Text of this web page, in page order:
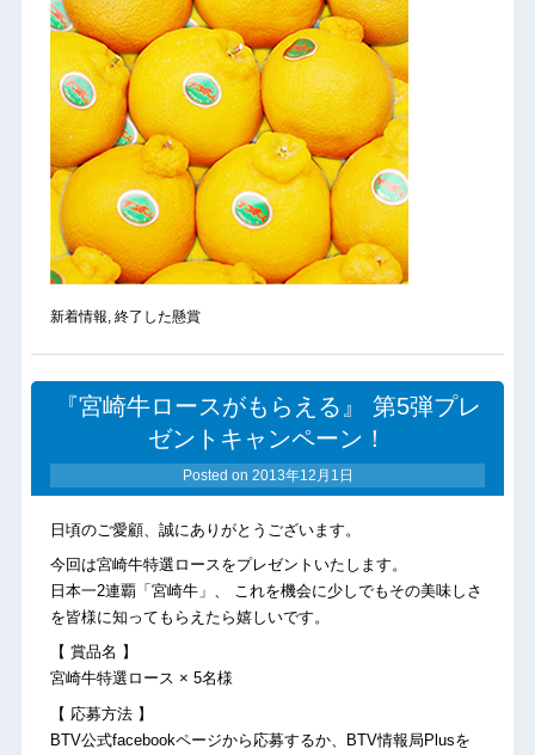
新着情報, 終了した懸賞
『宮崎牛ロースがもらえる』 第5弾プレ
ゼントキャンペーン！
Posted on 2013年12月1日
日頃のご愛顧、誠にありがとうございます。
今回は宮崎牛特選ロースをプレゼントいたします。
日本一2連覇「宮崎牛」、 これを機会に少しでもその美味しさ
を皆様に知ってもらえたら嬉しいです。
【 賞品名 】
宮崎牛特選ロース × 5名様
【 応募方法 】
BTV公式facebookページから応募するか、BTV情報局Plusを